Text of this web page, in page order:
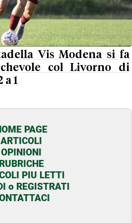
Vis Modena si fa
col Livorno di
a 1
PAGE
ARTICOLI
OPINIONI
RUBRICHE
PIU LETTI
o REGISTRATI